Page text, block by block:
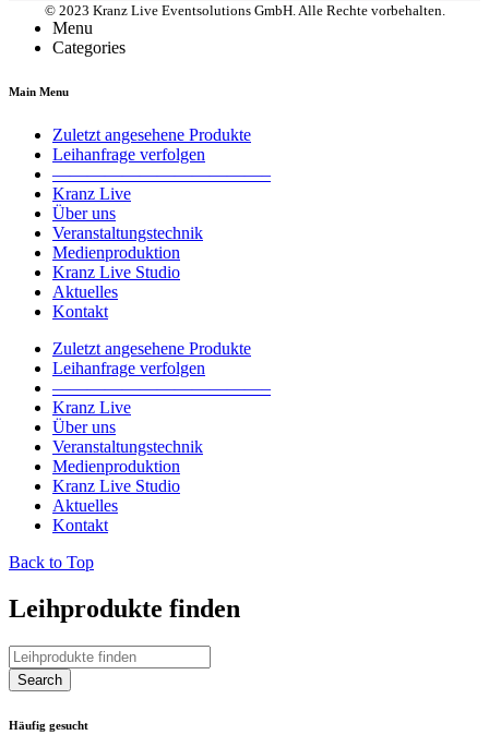
© 2023 Kranz Live Eventsolutions GmbH. Alle Rechte vorbehalten.
Menu
Categories
Main Menu
Zuletzt angesehene Produkte
Leihanfrage verfolgen
————————————–
Kranz Live
Über uns
Veranstaltungstechnik
Medienproduktion
Kranz Live Studio
Aktuelles
Kontakt
Zuletzt angesehene Produkte
Leihanfrage verfolgen
————————————–
Kranz Live
Über uns
Veranstaltungstechnik
Medienproduktion
Kranz Live Studio
Aktuelles
Kontakt
Back to Top
Leihprodukte finden
Häufig gesucht